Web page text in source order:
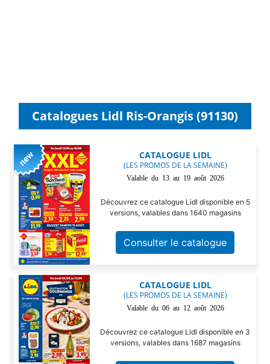
Catalogues Lidl Ris-Orangis (91130)
CATALOGUE LIDL
(LES PROMOS DE LA SEMAINE)
Valable du 13 au 19 août 2026
Découvrez ce catalogue Lidl disponible en 5
versions, valables dans 1640 magasins
Consulter le catalogue
CATALOGUE LIDL
(LES PROMOS DE LA SEMAINE)
Valable du 06 au 12 août 2026
Découvrez ce catalogue Lidl disponible en 3
versions, valables dans 1687 magasins